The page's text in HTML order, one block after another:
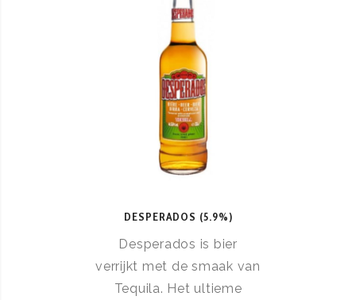
DESPERADOS (5.9%)
Desperados is bier
verrijkt met de smaak van
Tequila. Het ultieme